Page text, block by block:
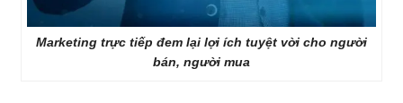
Marketing trực tiếp đem lại lợi ích tuyệt vời cho người
bán, người mua